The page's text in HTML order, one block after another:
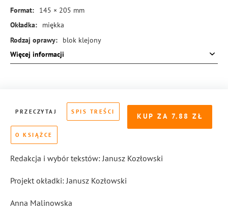
Format:
145 × 205 mm
Okładka:
miękka
Rodzaj oprawy:
blok klejony
ISBN:
978-83-8126-122-7
Więcej informacji
KUP ZA 7.88
PRZECZYTAJ SPIS TREŚCI
O KSIĄŻCE
Redakcja i wybór tekstów: Janusz Kozłowski
Projekt okładki: Janusz Kozłowski
Anna Malinowska